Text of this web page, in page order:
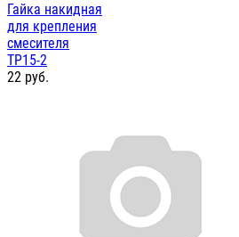
Гайка накидная
для крепления
смесителя
ТР15-2
22 руб.